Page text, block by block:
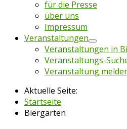
für die Presse
über uns
Impressum
Veranstaltungen
Veranstaltungen in
Veranstaltungs-
Veranstaltung
Aktuelle Seite:
Startseite
Biergärten